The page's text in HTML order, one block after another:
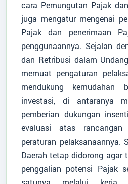
Kode Desa
:
Kode Pos
Alamat Kantor
Titik
cara Pemungutan Pajak
juga mengatur mengenai
Pajak dan penerimaan
penggunaannya. Sejalan
dan Retribusi dalam
memuat pengaturan
mendukung kemudahan
investasi, di antaranya
pemberian dukungan
evaluasi atas
peraturan pelaksanaannya.
Daerah tetap didorong agar
penggalian potensi Pajak